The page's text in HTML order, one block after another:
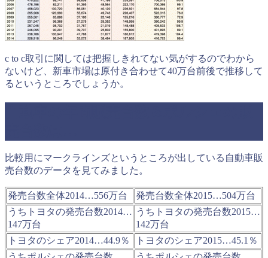
c to c取引に関しては把握しきれてない気がするのでわから
ないけど、新車市場は原付き合わせて40万台前後で推移して
るというところでしょうか。
比較用にマークラインズというところが出している自動車販
売台数のデータを見てみました。
発売台数全体2014…556万台
発売台数全体2015…504万台
うちトヨタの発売台数2014…
147万台
うちトヨタの発売台数2015…
142万台
トヨタのシェア2014…44.9％
トヨタのシェア2015…45.1％